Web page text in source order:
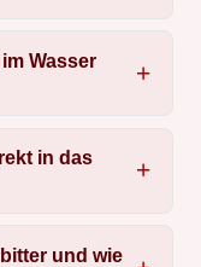
Wasser
in das
und wie